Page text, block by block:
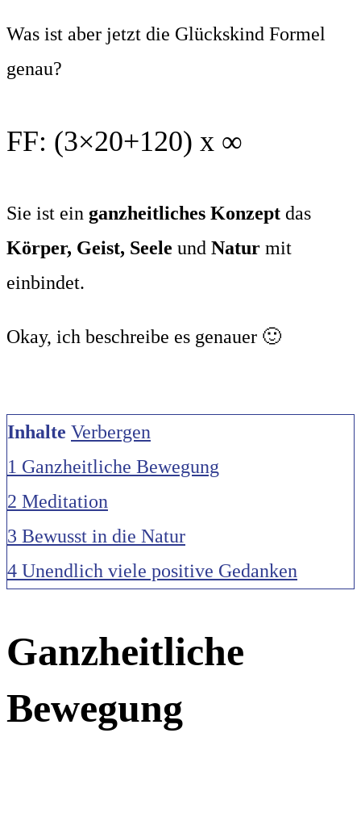
Was ist aber jetzt die Glückskind Formel
genau?
FF: (3×20+120) x ∞
Sie ist ein ganzheitliches Konzept das
Körper, Geist, Seele und Natur mit
einbindet.
Okay, ich beschreibe es genauer 🙂
Inhalte Verbergen
1 Ganzheitliche Bewegung
2 Meditation
3 Bewusst in die Natur
4 Unendlich viele positive Gedanken
Ganzheitliche
Bewegung